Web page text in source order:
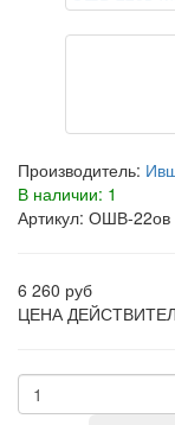
Производитель:
В наличии: 1
Артикул: ОШВ-22ов
6 260 руб
ЦЕНА